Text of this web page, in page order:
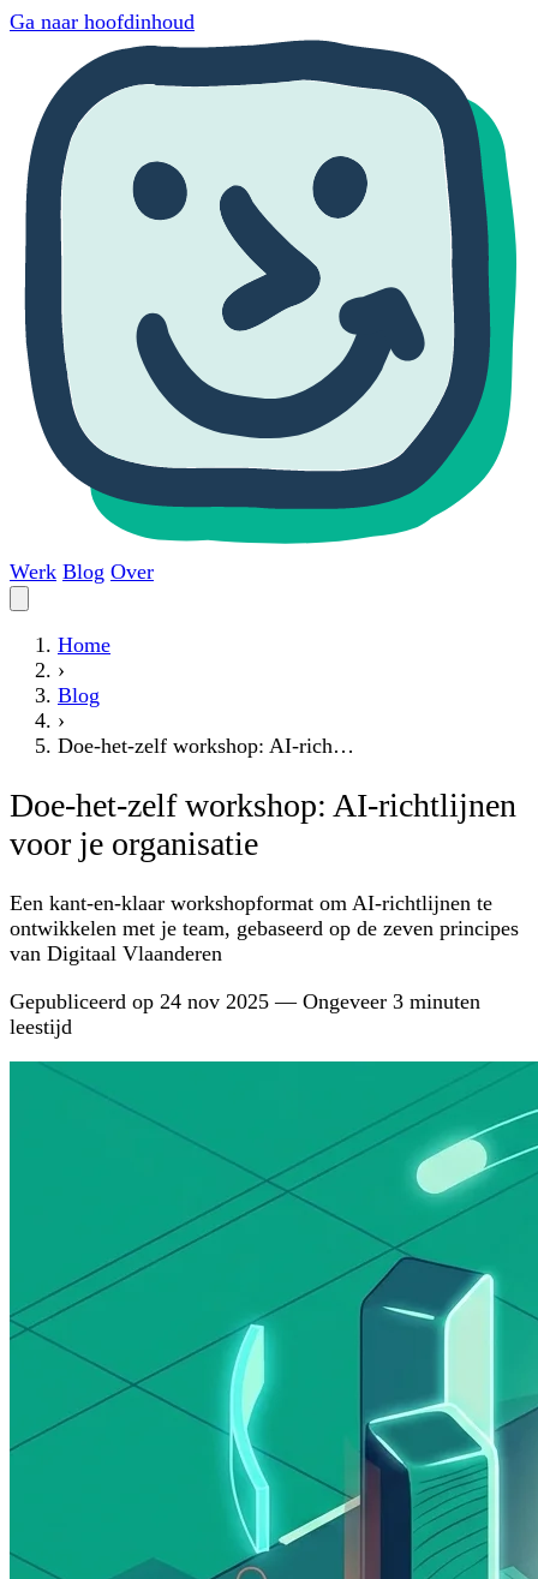
Ga naar hoofdinhoud
Werk Blog Over
Home
›
Blog
›
Doe-het-zelf workshop: AI-rich…
Doe-het-zelf workshop: AI-richtlijnen
voor je organisatie
Een kant-en-klaar workshopformat om AI-richtlijnen te
ontwikkelen met je team, gebaseerd op de zeven principes
van Digitaal Vlaanderen
Gepubliceerd op 24 nov 2025 —Ongeveer 3 minuten
leestijd